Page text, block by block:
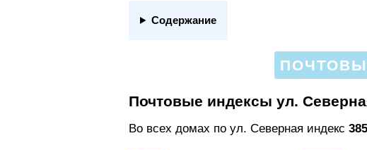
Содержание
Почтовые индексы ул.
Во всех домах по ул. Северная индекс